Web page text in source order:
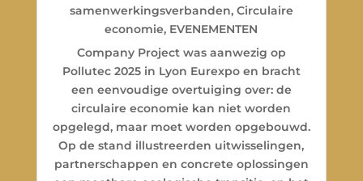
samenwerkingsverbanden, Circulaire
economie, EVENEMENTEN
Company Project was aanwezig op
Pollutec 2025 in Lyon Eurexpo en bracht
een eenvoudige overtuiging over: de
circulaire economie kan niet worden
opgelegd, maar moet worden opgebouwd.
Op de stand illustreerden uitwisselingen,
partnerschappen en concrete oplossingen